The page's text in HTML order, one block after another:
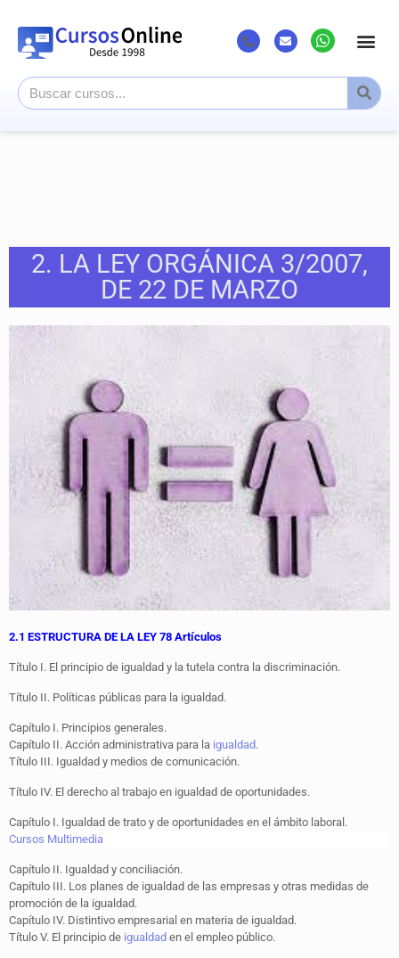
2. LA LEY ORGÁNICA 3/2007,
DE 22 DE MARZO
2.1 ESTRUCTURA DE LA LEY 78 Artículos
Título I. El principio de igualdad y la tutela contra la discriminación.
Título II. Políticas públicas para la igualdad.
Capítulo I. Principios generales.
Capítulo II. Acción administrativa para la igualdad.
Título III. Igualdad y medios de comunicación.
Título IV. El derecho al trabajo en igualdad de oportunidades.
Capítulo I. Igualdad de trato y de oportunidades en el ámbito laboral.
Cursos Multimedia
Capítulo II. Igualdad y conciliación.
Capítulo III. Los planes de igualdad de las empresas y otras medidas de
promoción de la igualdad.
Capítulo IV. Distintivo empresarial en materia de igualdad.
Título V. El principio de igualdad en el empleo público.